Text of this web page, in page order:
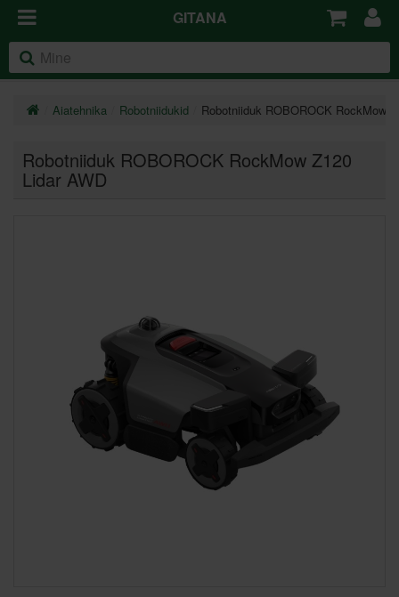
GITANA
Aiatehnika Robotniidukid Robotniiduk ROBOROCK RockMow
Robotniiduk ROBOROCK RockMow Z120
Lidar AWD